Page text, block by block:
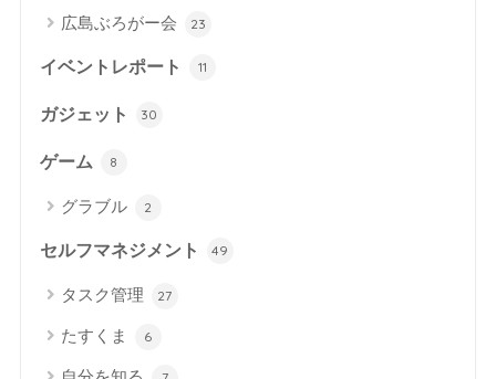
広島ぶろがー会 23
イベントレポート 11
ガジェット 30
ゲーム 8
グラブル 2
セルフマネジメント 49
タスク管理 27
たすくま 6